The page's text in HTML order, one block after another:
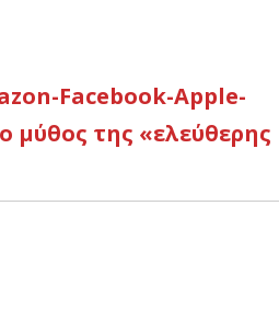
Facebook-Apple-
μύθος της «ελεύθερης